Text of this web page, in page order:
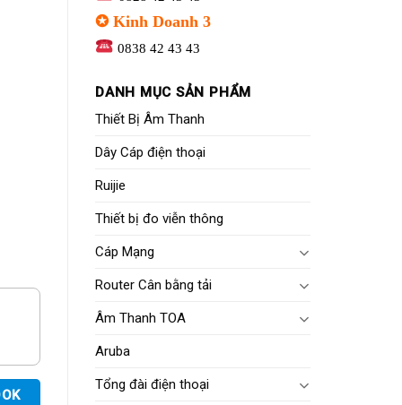
✪ Kinh Doanh 3
0838 42 43 43
DANH MỤC SẢN PHẨM
Thiết Bị Âm Thanh
Dây Cáp điện thoại
Ruijie
Thiết bị đo viễn thông
Cáp Mạng
Router Cân bằng tải
Âm Thanh TOA
Aruba
Tổng đài điện thoại